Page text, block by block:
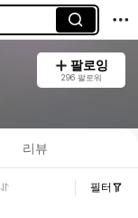
팔로잉
296 팔로워
리뷰
필터